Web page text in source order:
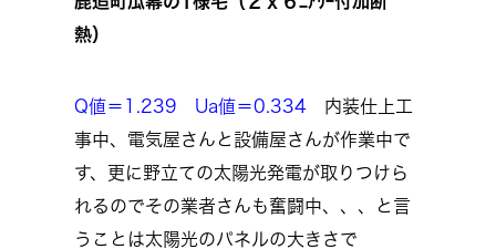
熱）
Q値＝1.239 Ua値＝0.334 内装仕上工
事中、電気屋さんと設備屋さんが作業中で
す、更に野立ての太陽光発電が取りつけら
れるのでその業者さんも奮闘中、、、と言
うことは太陽光のパネルの大きさで